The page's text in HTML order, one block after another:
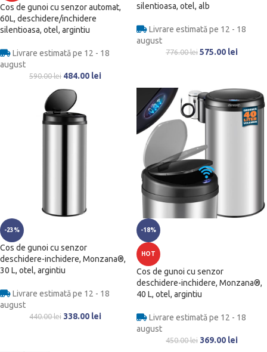
Cos de gunoi cu senzor automat,
60L, deschidere/inchidere
silentioasa, otel, argintiu
Livrare estimată pe 12 - 18
august
590.00lei 484.00 lei
silentioasa, otel, alb
Livrare estimată pe 12 - 18
august
776.00lei 575.00 lei
-23%
Cos de gunoi cu senzor
deschidere-inchidere, Monzana®,
30 L, otel, argintiu
Livrare estimată pe 12 - 18
august
440.00lei 338.00 lei
-18%
HOT
Cos de gunoi cu senzor
deschidere-inchidere, Monzana®,
40 L, otel, argintiu
Livrare estimată pe 12 - 18
august
450.00lei 369.00 lei